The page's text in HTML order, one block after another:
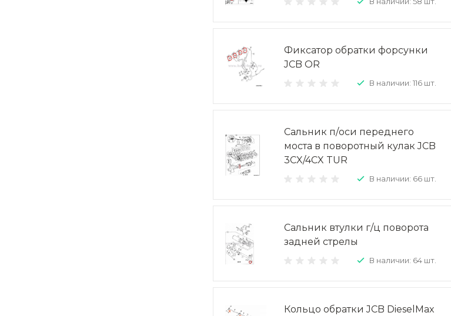
Фиксатор обратки форсунки
JCB OR
В наличии: 116 шт.
Сальник п/оси переднего
моста в поворотный кулак JCB
3CX/4CX TUR
В наличии: 66 шт.
Сальник втулки г/ц поворота
задней стрелы
В наличии: 64 шт.
Кольцо обратки JCB DieselMax